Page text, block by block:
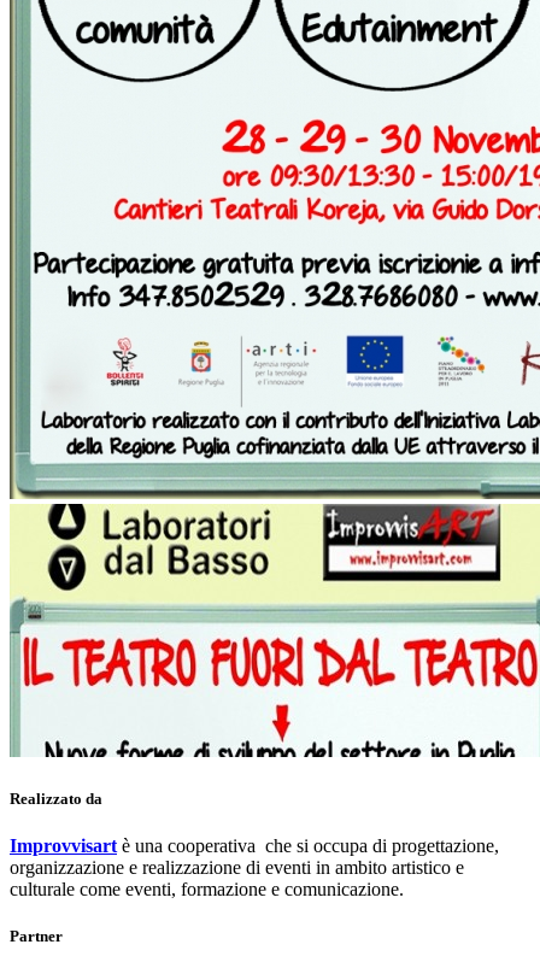
Realizzato da
Improvvisart è una cooperativa che si occupa di progettazione,
organizzazione e realizzazione di eventi in ambito artistico e
culturale come eventi, formazione e comunicazione.
Partner